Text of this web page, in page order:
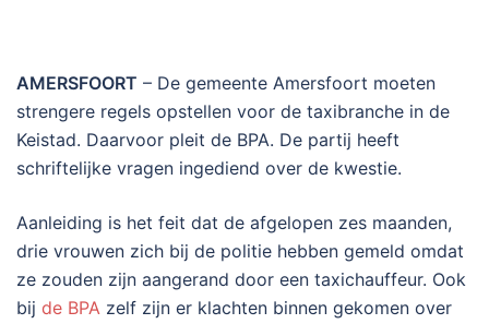
AMERSFOORT – De gemeente Amersfoort moeten
strengere regels opstellen voor de taxibranche in de
Keistad. Daarvoor pleit de BPA. De partij heeft
schriftelijke vragen ingediend over de kwestie.
Aanleiding is het feit dat de afgelopen zes maanden,
drie vrouwen zich bij de politie hebben gemeld omdat
ze zouden zijn aangerand door een taxichauffeur. Ook
bij de BPA zelf zijn er klachten binnen gekomen over